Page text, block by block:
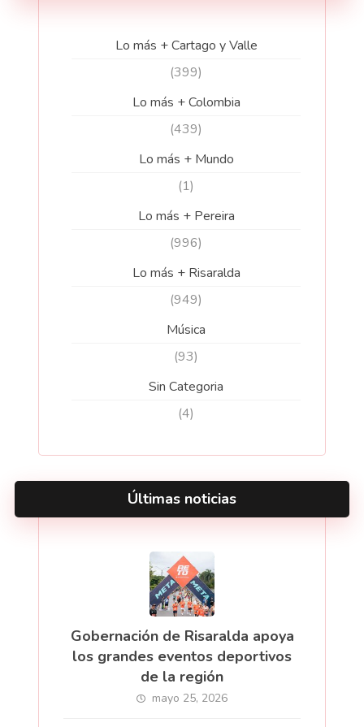
Lo más + Cartago y Valle
(399)
Lo más + Colombia
(439)
Lo más + Mundo
(1)
Lo más + Pereira
(996)
Lo más + Risaralda
(949)
Música
(93)
Sin Categoria
(4)
Últimas noticias
Gobernación de Risaralda apoya
los grandes eventos deportivos
de la región
mayo 25, 2026